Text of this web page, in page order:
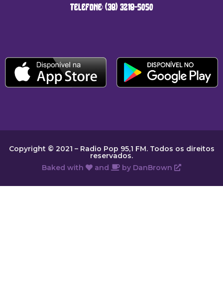
telefone: (38) 3218-5050
Copyright © 2021 – Radio Pop 95,1 FM. Todos os direitos
reservados.
Baked with
and by DanBrown